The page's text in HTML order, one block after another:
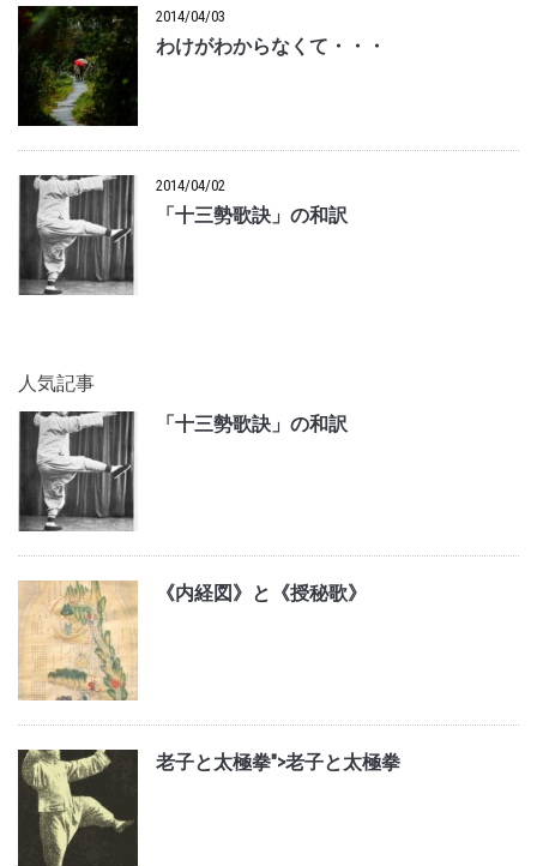
2014/04/03
わけがわからなくて・・・
2014/04/02
「十三勢歌訣」の和訳
人気記事
「十三勢歌訣」の和訳
《内経図》と《授秘歌》
老子と太極拳">老子と太極拳